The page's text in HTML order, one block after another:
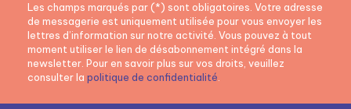
Les champs marqués par (*) sont obligatoires. Votre adresse
de messagerie est uniquement utilisée pour vous envoyer les
lettres d’information sur notre activité. Vous pouvez à tout
moment utiliser le lien de désabonnement intégré dans la
newsletter. Pour en savoir plus sur vos droits, veuillez
consulter la politique de confidentialité